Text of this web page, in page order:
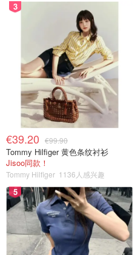
3
€39.20 €99.90
Tommy Hilfiger 黄色条纹衬衫
Jisoo同款！
Tommy Hilfiger 1136人感兴趣
5